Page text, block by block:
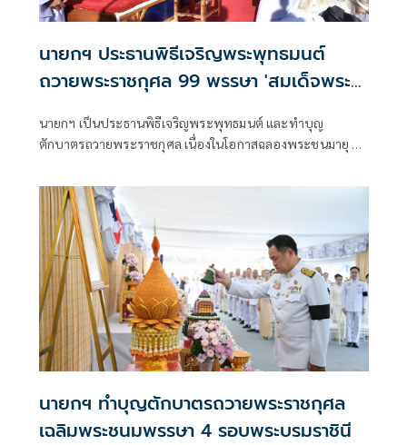
นายกฯ ประธานพิธีเจริญพระพุทธมนต์
ถวายพระราชกุศล 99 พรรษา 'สมเด็จพระ
นายกฯ เป็นประธานพิธีเจริญพระพุทธมนต์ และทำบุญ
ตักบาตรถวายพระราชกุศล เนื่องในโอกาสฉลองพระชนมายุ 99
นายกฯ ทำบุญตักบาตรถวายพระราชกุศล
เฉลิมพระชนมพรรษา 4 รอบพระบรมราชินี